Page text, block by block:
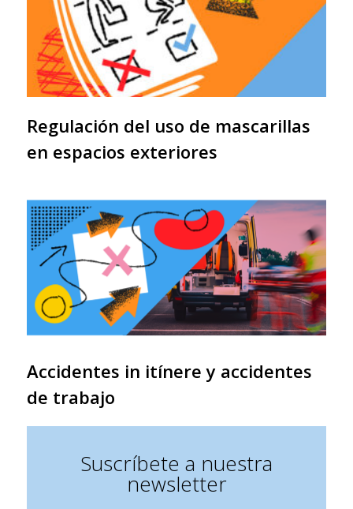
Regulación del uso de mascarillas
en espacios exteriores
Accidentes in itínere y accidentes
de trabajo
Suscríbete a nuestra
newsletter